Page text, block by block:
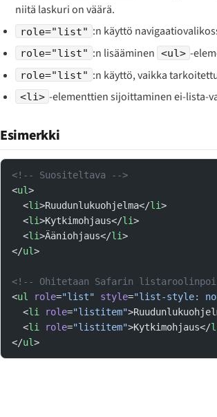
niitä laskuri on väärä.
role="list" :n käyttö
role="list" :n lisääminen <ul> -
role="list" :n käyttö, vaikka
<li> -elementtien sijoittaminen ei-lista-
Esimerkki
<!-- Suositeltava -->
<ul>
  <
li>Ruudunlukuohjelma</li>
  <
li>Kytkimohjaus</li>
  <
li>Ääniohjaus</li>
</ul>
<!-- Ohitetaan Safarin
<ul role="list" style="list-style:
  <
li role="listitem"
  <
li role="listitem">Kytkimohjaus</
</ul>